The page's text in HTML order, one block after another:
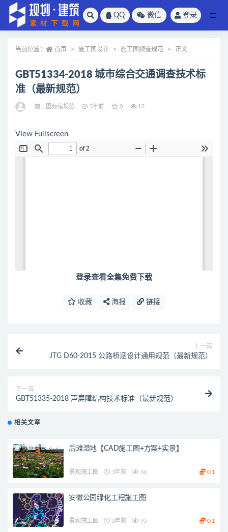
QQ 微信 登录
当前位置： 首页 施工图设计 施工图频道规范 正文
GBT51334-2018 城市综合交通调查技术标
准（最新规范）
施工图频道规范 5年前 0 15
View Fullscreen
登录查看全集免费下载
收藏 海报 链接
上一篇
JTG D60-2015 公路桥涵设计通用规范（最新规范）
下一篇
GBT51335-2018 声屏障结构技术标准（最新规范）
相关文章
后滩湿地【CAD施工图+方案+实景】
景观施工图 3年前 66 0.1
安徽公园绿化工程施工图
景观施工图 3年前 95 0.1
全部